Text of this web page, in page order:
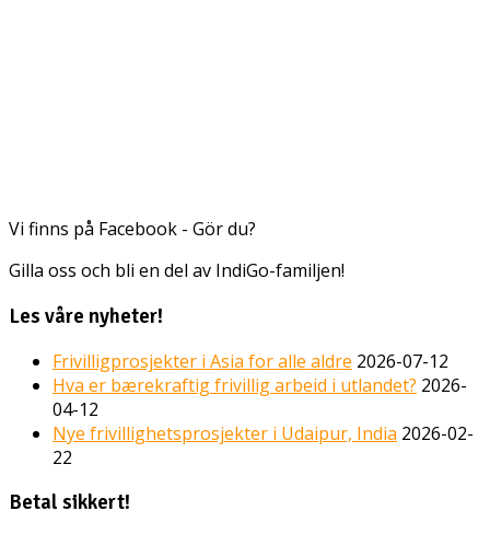
Vi finns på Facebook - Gör du?
Gilla oss och bli en del av IndiGo-familjen!
Les våre nyheter!
Frivilligprosjekter i Asia for alle aldre 2026-07-12
Hva er bærekraftig frivillig arbeid i utlandet? 2026-
04-12
Nye frivillighetsprosjekter i Udaipur, India 2026-02-
22
Betal sikkert!